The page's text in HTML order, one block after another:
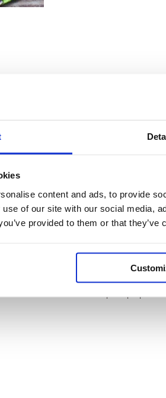
content and ads, to provide
use of our site with our social media,
provided to them or that
Lessa il farro in
passalo sotto
In una ciotola,
Taglia a quarti i
Lascia insaporire
Tempo di